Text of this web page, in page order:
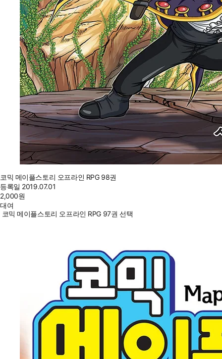
코믹 메이플스토리 오프라인 RPG 98권
등록일 2019.07.01
2,000원
대여
코믹 메이플스토리 오프라인 RPG 97권 선택